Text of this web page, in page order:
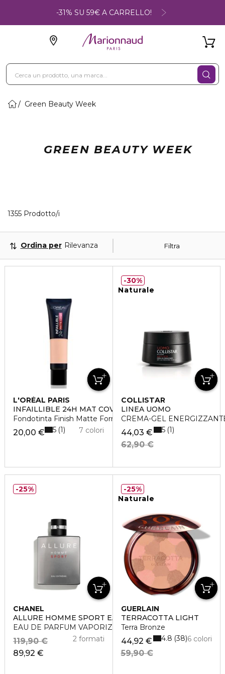
-31% SU 59€ A CARRELLO!
Green Beauty Week
GREEN BEAUTY WEEK
1355 Prodotto/i
Filtra
Ordina per Rilevanza
L'ORÉAL PARIS
INFAILLIBLE 24H MAT COVER
Fondotinta Finish Matte Formula a Lunga Durata
20,00 € 7 colori
5 1
Naturale
COLLISTAR
LINEA UOMO
CREMA-GEL
44,03 €
62,90 €
5 1
30%
CHANEL
ALLURE HOMME SPORT EAU EXTRÊME
EAU DE PARFUM VAPORIZZATORE
89,92 €
119,90 € 2 formati
25%
Naturale
GUERLAIN
TERRACOTTA LIGHT
Terra Bronze
44,92 €
59,90 €
6 colori
4.8 38
25%